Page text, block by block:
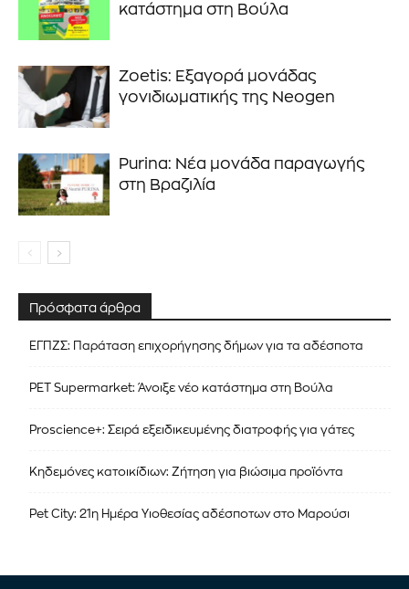
κατάστημα στη Βούλα
Zoetis: Εξαγορά μονάδας
γονιδιωματικής της Neogen
Purina: Νέα μονάδα παραγωγής
στη Βραζιλία
Πρόσφατα άρθρα
ΕΓΠΖΣ: Παράταση επιχορήγησης δήμων για τα αδέσποτα
PET Supermarket: Άνοιξε νέο κατάστημα στη Βούλα
Proscience+: Σειρά εξειδικευμένης διατροφής για γάτες
Κηδεμόνες κατοικίδιων: Ζήτηση για βιώσιμα προϊόντα
Pet City: 21η Ημέρα Υιοθεσίας αδέσποτων στο Μαρούσι